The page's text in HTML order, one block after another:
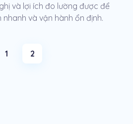
và lợi ích đo lường được để
và vận hành ổn định.
1 2